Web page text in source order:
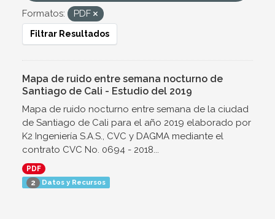
Formatos:
PDF
Filtrar Resultados
Mapa de ruido entre semana nocturno de
Santiago de Cali - Estudio del 2019
Mapa de ruido nocturno entre semana de la ciudad
de Santiago de Cali para el año 2019 elaborado por
K2 Ingeniería S.A.S., CVC y DAGMA mediante el
contrato CVC No. 0694 - 2018...
PDF
2 Datos y Recursos